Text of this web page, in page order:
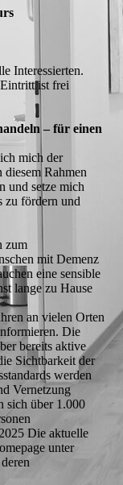
Interessierten.
ist frei
– für einen
mich der
diesem Rahmen
und setze mich
zu fördern und
zum
mit Demenz
eine sensible
lange zu Hause
an vielen Orten
Die
bereits aktive
Sichtbarkeit der
werden
Vernetzung
sich über 1.000
Die aktuelle
unter